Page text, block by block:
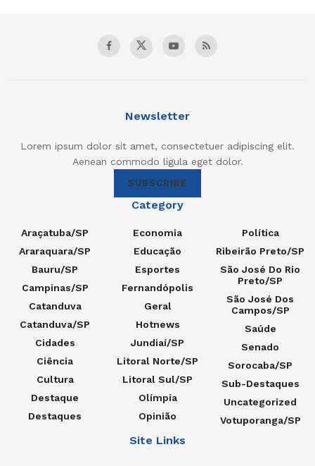
Newsletter
Lorem ipsum dolor sit amet, consectetuer adipiscing elit.
Aenean commodo ligula eget dolor.
SUBSCRIBE
Category
Araçatuba/SP
Araraquara/SP
Bauru/SP
Campinas/SP
Catanduva
Catanduva/SP
Cidades
Ciência
Cultura
Destaque
Destaques
Economia
Educação
Esportes
Fernandópolis
Geral
Hotnews
Jundiaí/SP
Litoral Norte/SP
Litoral Sul/SP
Olímpia
Opinião
Política
Ribeirão Preto/SP
São José Do Rio
Preto/SP
São José Dos
Campos/SP
Saúde
Senado
Sorocaba/SP
Sub-Destaques
Uncategorized
Votuporanga/SP
Site Links